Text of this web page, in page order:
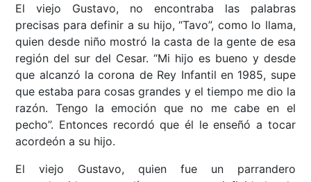
El viejo Gustavo, no encontraba las palabras
precisas para definir a su hijo, “Tavo”, como lo llama,
quien desde niño mostró la casta de la gente de esa
región del sur del Cesar. “Mi hijo es bueno y desde
que alcanzó la corona de Rey Infantil en 1985, supe
que estaba para cosas grandes y el tiempo me dio la
razón. Tengo la emoción que no me cabe en el
pecho”. Entonces recordó que él le enseñó a tocar
acordeón a su hijo.
El viejo Gustavo, quien fue un parrandero